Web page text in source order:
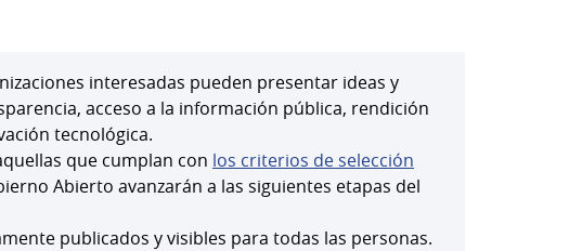
interesadas pueden presentar ideas y
acceso a la información pública, rendición
tecnológica.
que cumplan con los criterios de selección
Abierto avanzarán a las siguientes etapas del
publicados y visibles para todas las personas.